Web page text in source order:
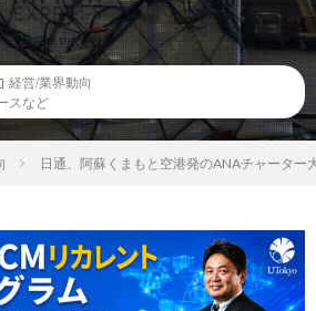
経営/業界動向
スなど
日通、阿蘇くまもと空港発のANAチャーター